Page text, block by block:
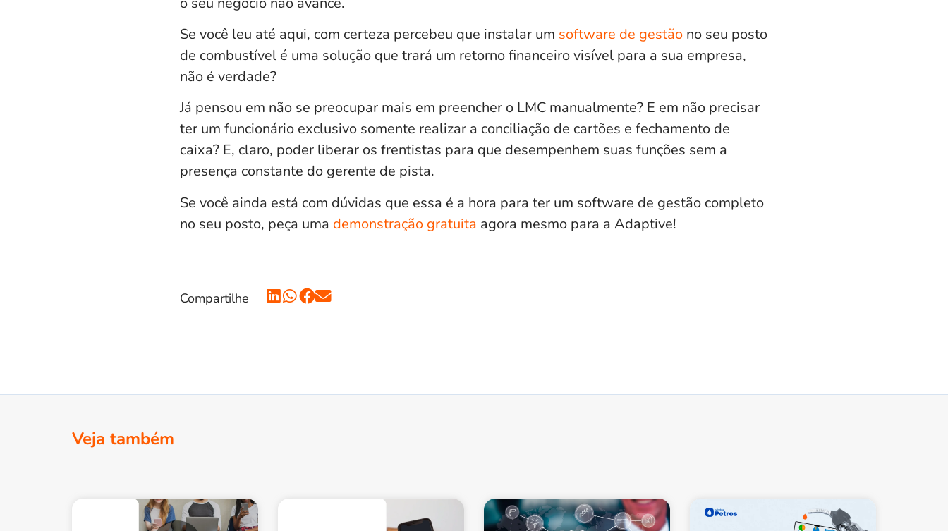
Se você leu até aqui, com certeza percebeu que instalar um software de gestãono seu posto
de combustível é uma solução que trará um retorno financeiro visível para a sua empresa,
não é verdade?
Já pensou em não se preocupar mais em preencher o LMC manualmente? E em não precisar
ter um funcionário exclusivo somente realizar a conciliação de cartões e fechamento de
caixa? E, claro, poder liberar os frentistas para que desempenhem suas funções sem a
presença constante do gerente de pista.
Se você ainda está com dúvidas que essa é a hora para ter um software de gestãocompleto
no seu posto, peça uma demonstração gratuita agora mesmo para a Adaptive!
Compartilhe
Veja também